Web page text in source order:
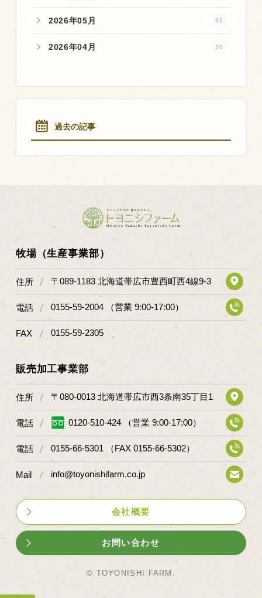
2026年05月 32
2026年04月 30
過去の記事
牧場（生産事業部）
住所 〒089-1183 北海道帯広市豊西町西4線9-3
電話 0155-59-2004 （営業 9:00-17:00）
FAX 0155-59-2305
販売加工事業部
住所 〒080-0013 北海道帯広市西3条南35丁目1
電話 0120-510-424 （営業 9:00-17:00）
電話 0155-66-5301 （FAX 0155-66-5302）
Mail info@toyonishifarm.co.jp
会社概要
お問い合わせ
© TOYONISHI FARM.
RSS フィード